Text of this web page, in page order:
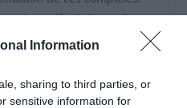
Information
sharing to third parties, or
sensitive information for
pas éliminés par la
au four, au micro-ondes
terre et en évitant